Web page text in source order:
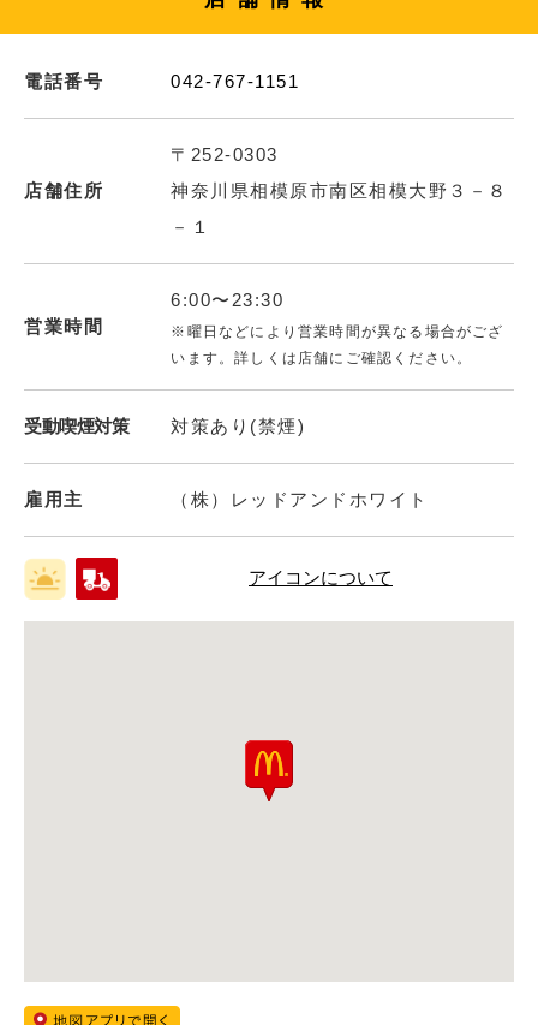
電話番号 042-767-1151
店舗住所
〒252-0303
神奈川県相模原市南区相模大野３－８
－１
営業時間
6:00〜23:30
※曜日などにより営業時間が異なる場合がござ
います。詳しくは店舗にご確認ください。
受動喫煙対策 対策あり(禁煙)
雇用主 （株）レッドアンドホワイト
アイコンについて